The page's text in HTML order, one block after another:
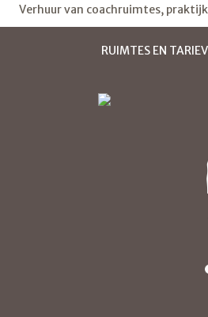
Verhuur van coachruimtes,
RUIMTES EN